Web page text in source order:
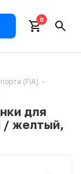
0
(FIA) -
для
/ желтый,